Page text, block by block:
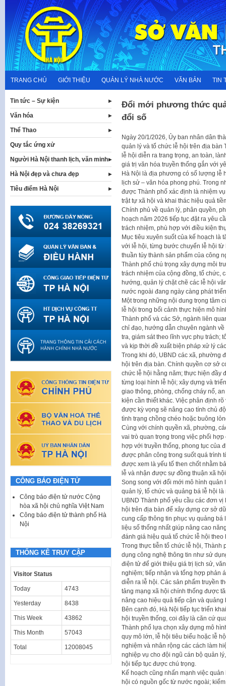
content
TRANG CHỦ GIỚI THIỆU QUẢN LÝ NHÀ NƯỚC VĂN BẢN TIN
Đổi mới phương thức
đổi số
Ngày 20/1/2026, Ủy ban nhân dân
quản lý và tổ chức lễ hội trên địa bàn
lễ hội diễn ra trang trọng, an toàn,
giá trị văn hóa truyền thống gắn với
Hà Nội là địa phương có số lượng lễ
lịch sử – văn hóa phong phú. Trong
được Thành phố xác định là nhiệm
trật tự xã hội và khai thác hiệu quả
Chính phủ về quản lý, phân quyền,
hoạch năm 2026 tiếp tục đặt ra yêu
trách nhiệm, phù hợp với điều kiện
Mục tiêu xuyên suốt của kế hoạch
với lễ hội, từng bước chuyển lễ hội
thuần túy thành sản phẩm của công
Thành phố chú trọng xây dựng môi
trách nhiệm của cộng đồng, tổ chức,
hướng, quản lý chặt chẽ các lễ hội
nước ngoài đang ngày càng phát
Một trong những nội dung trọng tâm
lễ hội trong bối cảnh thực hiện mô
Thành phố và các Sở, ngành liên
chỉ đạo, hướng dẫn chuyên ngành
tra, giám sát theo lĩnh vực phụ trách;
và kịp thời đề xuất biện pháp xử lý
Trong khi đó, UBND các xã, phường
hội trên địa bàn. Chính quyền cơ sở
chức lễ hội hằng năm; thực hiện đầy
từng loại hình lễ hội; xây dựng và
giao thông, phòng, chống cháy nổ,
kiện cần thiết khác. Việc phân định
được kỳ vọng sẽ nâng cao tính chủ
tình trạng chồng chéo hoặc buông
Cùng với chính quyền xã, phường,
vai trò quan trọng trong việc phối
hợp với truyền thống, phong tục của
được phân công trong suốt quá trình
được xem là yếu tố then chốt nhằm
lễ và nhận được sự đồng thuận xã
Song song với đổi mới mô hình quản
quản lý, tổ chức và quảng bá lễ hội
UBND Thành phố yêu cầu các đơn
hội trên địa bàn để xây dựng cơ sở
cung cấp thông tin phục vụ quảng
liệu số thống nhất giúp nâng cao
đánh giá hiệu quả tổ chức lễ hội
Trong thực tiễn tổ chức lễ hội, Thành
dụng công nghệ thông tin như sử
điện tử để giới thiệu giá trị lịch sử,
nghiệm; tiếp nhận và tổng hợp phản
diễn ra lễ hội. Các sản phẩm truyền
tảng mạng xã hội chính thống được
nâng cao hiệu quả tiếp cận và quảng
Bên cạnh đó, Hà Nội tiếp tục triển
hội truyền thống, coi đây là căn cứ
Thành phố lựa chọn xây dựng mô
quy mô lớn, lễ hội tiêu biểu hoặc lễ
nghiệm và nhân rộng các cách làm
nghiệp vụ cho đội ngũ cán bộ quản
hội tiếp tục được chú trọng.
Kế hoạch cũng nhấn mạnh việc
hội có nguồn gốc từ nước ngoài;
Tin tức – Sự kiện
Văn hóa
Thể Thao
Quy tắc ứng xử
Người Hà Nội thanh lịch, văn minh
Hà Nội đẹp và chưa đẹp
Tiêu điểm Hà Nội
CÔNG BÁO ĐIỆN TỬ
Công báo điện tử nước Cộng
hòa xã hội chủ nghĩa Việt Nam
Công báo điện tử thành phố Hà
Nội
THỐNG KÊ TRUY CẬP
Visitor Status
Today 4743
Yesterday 8438
This Week 43862
This Month 57043
Total 12008045